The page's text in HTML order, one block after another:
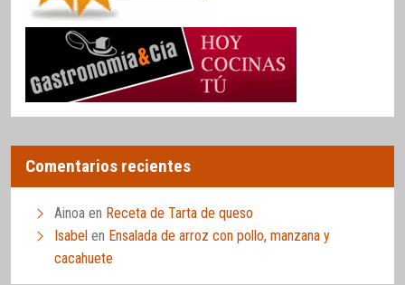
Comentarios recientes
Ainoa en Receta de Tarta de queso
Isabel en Ensalada de arroz con pollo, manzana y
cacahuete